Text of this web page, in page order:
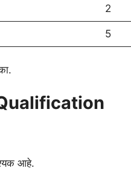
2
5
आहे.